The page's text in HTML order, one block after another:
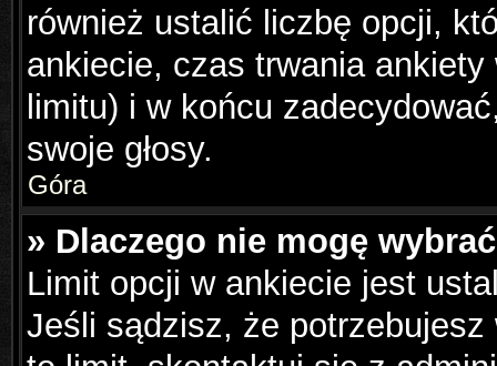
również ustalić liczbę opcji,
ankiecie, czas trwania
limitu) i w końcu
swoje głosy.
Góra
» Dlaczego nie mogę
Limit opcji w ankiecie jest
Jeśli sądzisz, że